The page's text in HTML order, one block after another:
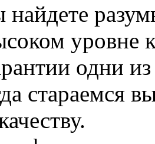
найдете
уровне
одни
стараемся